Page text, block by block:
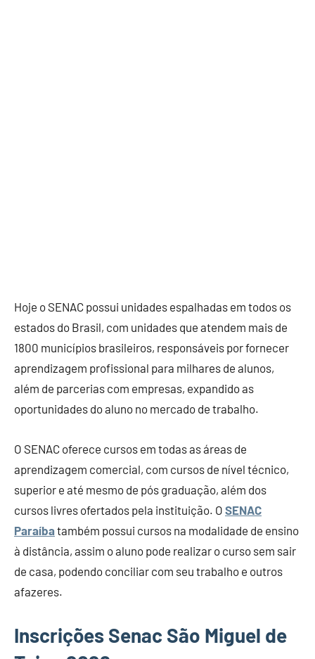
Hoje o SENAC possui unidades espalhadas em todos os
estados do Brasil, com unidades que atendem mais de
1800 municípios brasileiros, responsáveis por fornecer
aprendizagem profissional para milhares de alunos,
além de parcerias com empresas, expandido as
oportunidades do aluno no mercado de trabalho.
O SENAC oferece cursos em todas as áreas de
aprendizagem comercial, com cursos de nível técnico,
superior e até mesmo de pós graduação, além dos
cursos livres ofertados pela instituição. O SENAC
Paraíbatambém possui cursos na modalidade de ensino
à distância, assim o aluno pode realizar o curso sem sair
de casa, podendo conciliar com seu trabalho e outros
afazeres.
Inscrições Senac São Miguel de